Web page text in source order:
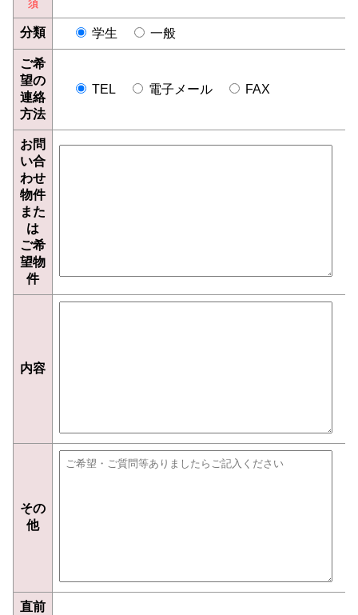
分類 学生 一般
ご希
望の
連絡
方法
TEL 電子メール FAX
お問
い合
わせ
物件
また
は
ご希
望物
件
内容
その
他
直前